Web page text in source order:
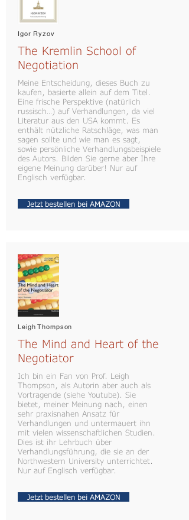
Igor Ryzov
The Kremlin School of
Negotiation
Meine Entscheidung, dieses Buch zu
kaufen, basierte allein auf dem Titel.
Eine frische Perspektive (natürlich
russisch…) auf Verhandlungen, da viel
Literatur aus den USA kommt. Es
enthält nützliche Ratschläge, was man
sagen sollte und wie man es sagt,
sowie persönliche Verhandlungsbeispiele
des Autors. Bilden Sie gerne aber Ihre
eigene Meinung darüber! Nur auf
Englisch verfügbar.
Jetzt bestellen bei AMAZON
Leigh Thompson
The Mind and Heart of the
Negotiator
Ich bin ein Fan von Prof. Leigh
Thompson, als Autorin aber auch als
Vortragende (siehe Youtube). Sie
bietet, meiner Meinung nach, einen
sehr praxisnahen Ansatz für
Verhandlungen und untermauert ihn
mit vielen wissenschaftlichen Studien.
Dies ist ihr Lehrbuch über
Verhandlungsführung, die sie an der
Northwestern University unterrichtet.
Nur auf Englisch verfügbar.
Jetzt bestellen bei AMAZON